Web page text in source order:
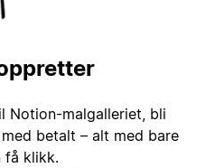
Notion-malgalleriet, bli
betalt – alt med bare
få klikk.